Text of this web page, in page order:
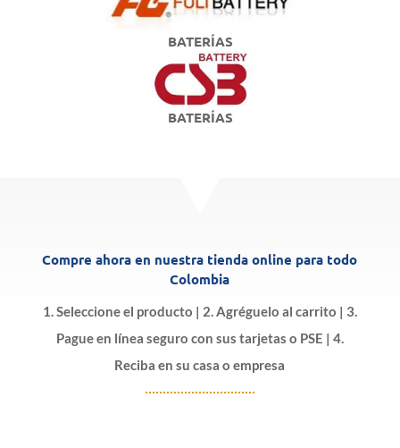
BATERÍAS
BATERÍAS
Compre ahora en nuestra tienda online para todo
Colombia
1. Seleccione el producto | 2. Agréguelo al carrito | 3.
Pague en línea seguro con sus tarjetas o PSE | 4.
Reciba en su casa o empresa